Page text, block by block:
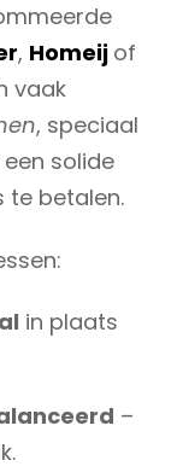
, Homeij of
vaak
, speciaal
solide
te betalen.
in plaats
–